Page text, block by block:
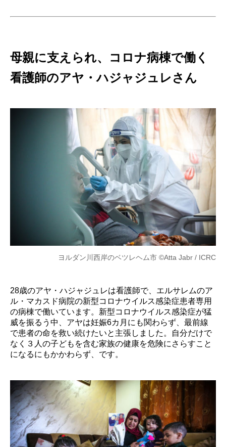
母親に支えられ、コロナ病棟で働く
看護師のアヤ・ハジャジュレさん
ヨルダン川西岸のベツレヘム市 ©Atta Jabr / ICRC
28歳のアヤ・ハジャジュレは看護師で、エルサレムのア
ル・マカスド病院の新型コロナウイルス感染症患者専用
の病棟で働いています。新型コロナウイルス感染症が猛
威を振るう中、アヤは妊娠6カ月にも関わらず、最前線
で患者の命を救い続けたいと主張しました。自分だけで
なく３人の子どもを含む家族の健康を危険にさらすこと
になるにもかかわらず、です。